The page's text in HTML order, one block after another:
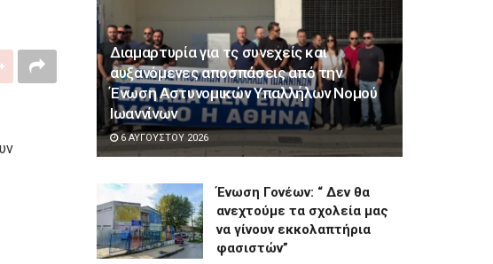
Διαμαρτυρία για τς συνεχείς και
αυξανόμενες αποσπάσεις από την
Ένωση Αστυνομικών Υπαλλήλων Νομού
Ιωαννίνων
6 ΑΥΓΟΎΣΤΟΥ 2026
Ένωση Γονέων: “ Δεν θα
ανεχτούμε τα σχολεία μας
να γίνουν εκκολαπτήρια
φασιστών”